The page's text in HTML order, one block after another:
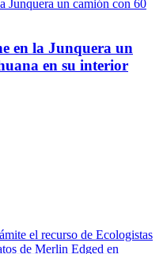
en la Junquera un
en su interior